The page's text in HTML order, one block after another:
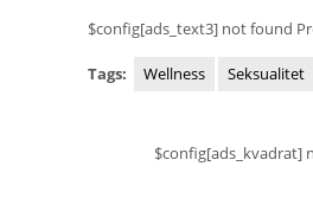
$config[ads_text3] not found
Tags: Wellness Seksualitet
$config[ads_kvadrat]